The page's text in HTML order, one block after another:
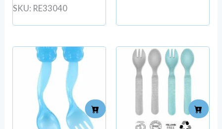
SKU: RE33040